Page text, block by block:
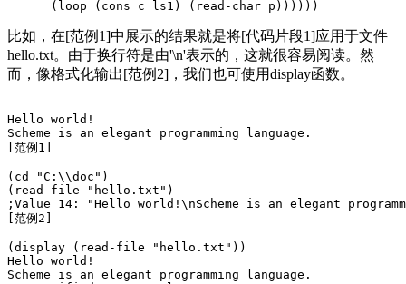
比如，在[范例1]中展示的结果就是将[代码片段1]应用于文件
hello.txt。由于换行符是由'\n'表示的，这就很容易阅读。然
而，像格式化输出[范例2]，我们也可使用display函数。
Hello world!
Scheme is an elegant programming language.
[范例1]
(cd "C:\\doc")
(read-file "hello.txt")
;Value 14: "Hello world!\nScheme is an elegant
[范例2]
(display (read-file "hello.txt"))
Hello world!
Scheme is an elegant programming language.